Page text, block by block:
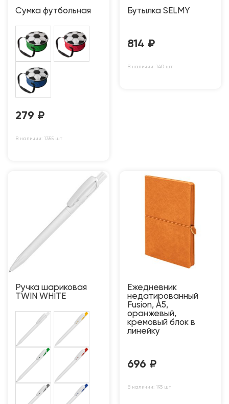
Сумка футбольная
279 ₽
В наличии: 1355 шт
Бутылка SELMY
814 ₽
В наличии: 140 шт
Ручка шариковая
TWIN WHITE
Ежедневник
недатированный
Fusion, А5,
оранжевый,
кремовый блок в
линейку
696 ₽
В наличии: 193 шт